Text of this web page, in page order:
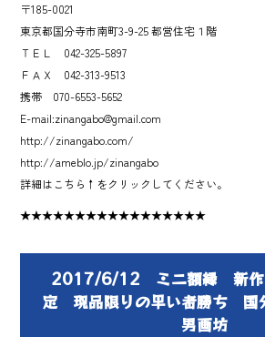
〒185-0021
東京都国分寺市南町3-9-25 都営住宅１階
ＴＥＬ 042-325-5897
ＦＡＸ 042-313-9513
携帯 070-6553-5652
E-mail:zinangabo@gmail.com
http://zinangabo.com/
http://ameblo.jp/zinangabo
詳細はこちら↑をクリックしてください。
★★★★★★★★★★★★★★★★★
2017/6/12 ミニ額縁 新作
定 現品限りの早い者勝ち 国
男画坊